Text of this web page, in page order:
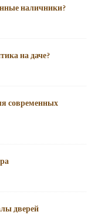
наличники?
на даче?
современных
дверей